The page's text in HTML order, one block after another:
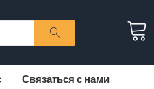
Связаться с нами